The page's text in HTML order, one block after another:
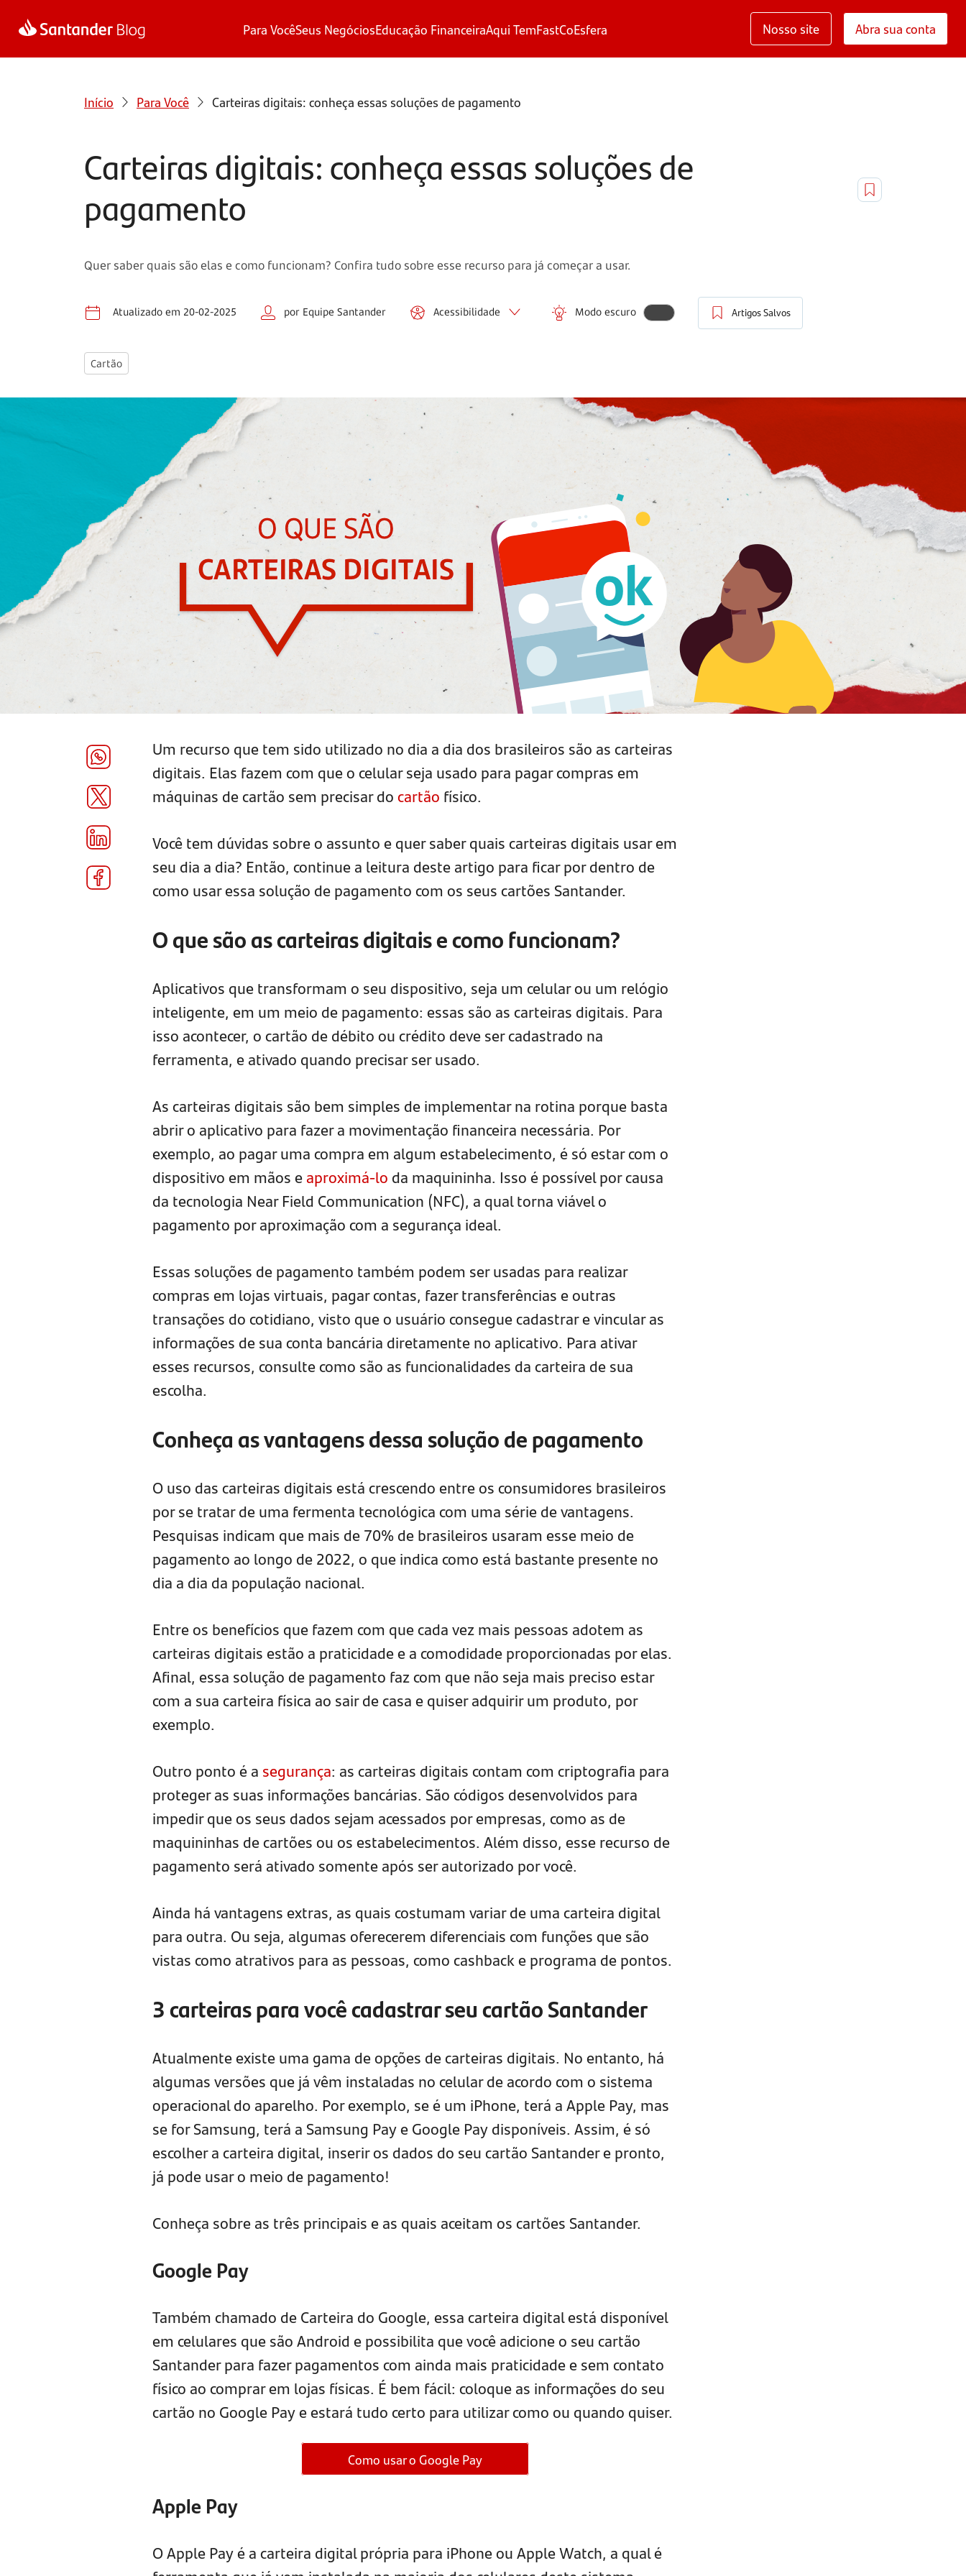
Para VocêSeus NegóciosEducação FinanceiraAqui TemFastCoEsfera Nosso site Abra sua conta
Início Para Você Carteiras digitais: conheça essas soluções de pagamento
Carteiras digitais: conheça essas soluções de
pagamento
Quer saber quais são elas e como funcionam? Confira tudo sobre esse recurso para já começar a usar.
Atualizado em 20-02-2025 por Equipe Santander Acessibilidade Modo escuro Artigos Salvos
Cartão
Um recurso que tem sido utilizado no dia a dia dos brasileiros são as carteiras
digitais. Elas fazem com que o celular seja usado para pagar compras em
máquinas de cartão sem precisar docartão físico.
Você tem dúvidas sobre o assunto e quer saber quais carteiras digitais usar em
seu dia a dia? Então, continue a leitura deste artigo para ficar por dentro de
como usar essa solução de pagamento com os seus cartões Santander.
O que são as carteiras digitais e como funcionam?
Aplicativos que transformam o seu dispositivo, seja um celular ou um relógio
inteligente, em um meio de pagamento: essas são as carteiras digitais. Para
isso acontecer, o cartão de débito ou crédito deve ser cadastrado na
ferramenta, e ativado quando precisar ser usado.
As carteiras digitais são bem simples de implementar na rotina porque basta
abrir o aplicativo para fazer a movimentação financeira necessária. Por
exemplo, ao pagar uma compra em algum estabelecimento, é só estar com o
dispositivo em mãos eaproximá-lo da maquininha. Isso é possível por causa
da tecnologia Near Field Communication (NFC), a qual torna viável o
pagamento por aproximação com a segurança ideal.
Essas soluções de pagamento também podem ser usadas para realizar
compras em lojas virtuais, pagar contas, fazer transferências e outras
transações do cotidiano, visto que o usuário consegue cadastrar e vincular as
informações de sua conta bancária diretamente no aplicativo. Para ativar
esses recursos, consulte como são as funcionalidades da carteira de sua
escolha.
Conheça as vantagens dessa solução de pagamento
O uso das carteiras digitais está crescendo entre os consumidores brasileiros
por se tratar de uma fermenta tecnológica com uma série de vantagens.
Pesquisas indicam que mais de 70% de brasileiros usaram esse meio de
pagamento ao longo de 2022, o que indica como está bastante presente no
dia a dia da população nacional.
Entre os benefícios que fazem com que cada vez mais pessoas adotem as
carteiras digitais estão a praticidade e a comodidade proporcionadas por elas.
Afinal, essa solução de pagamento faz com que não seja mais preciso estar
com a sua carteira física ao sair de casa e quiser adquirir um produto, por
exemplo.
Outro ponto é a segurança: as carteiras digitais contam com criptografia para
proteger as suas informações bancárias. São códigos desenvolvidos para
impedir que os seus dados sejam acessados por empresas, como as de
maquininhas de cartões ou os estabelecimentos. Além disso, esse recurso de
pagamento será ativado somente após ser autorizado por você.
Ainda há vantagens extras, as quais costumam variar de uma carteira digital
para outra. Ou seja, algumas oferecerem diferenciais com funções que são
vistas como atrativos para as pessoas, como cashback e programa de pontos.
3 carteiras para você cadastrar seu cartão Santander
Atualmente existe uma gama de opções de carteiras digitais. No entanto, há
algumas versões que já vêm instaladas no celular de acordo com o sistema
operacional do aparelho. Por exemplo, se é um iPhone, terá a Apple Pay, mas
se for Samsung, terá a Samsung Pay e Google Pay disponíveis. Assim, é só
escolher a carteira digital, inserir os dados do seu cartão Santander e pronto,
já pode usar o meio de pagamento!
Conheça sobre as três principais e as quais aceitam os cartões Santander.
Google Pay
Também chamado de Carteira do Google, essa carteira digital está disponível
em celulares que são Android e possibilita que você adicione o seu cartão
Santander para fazer pagamentos com ainda mais praticidade e sem contato
físico ao comprar em lojas físicas. É bem fácil: coloque as informações do seu
cartão no Google Pay e estará tudo certo para utilizar como ou quando quiser.
Como usar o Google Pay
Apple Pay
O Apple Pay é a carteira digital própria para iPhone ou Apple Watch, a qual é